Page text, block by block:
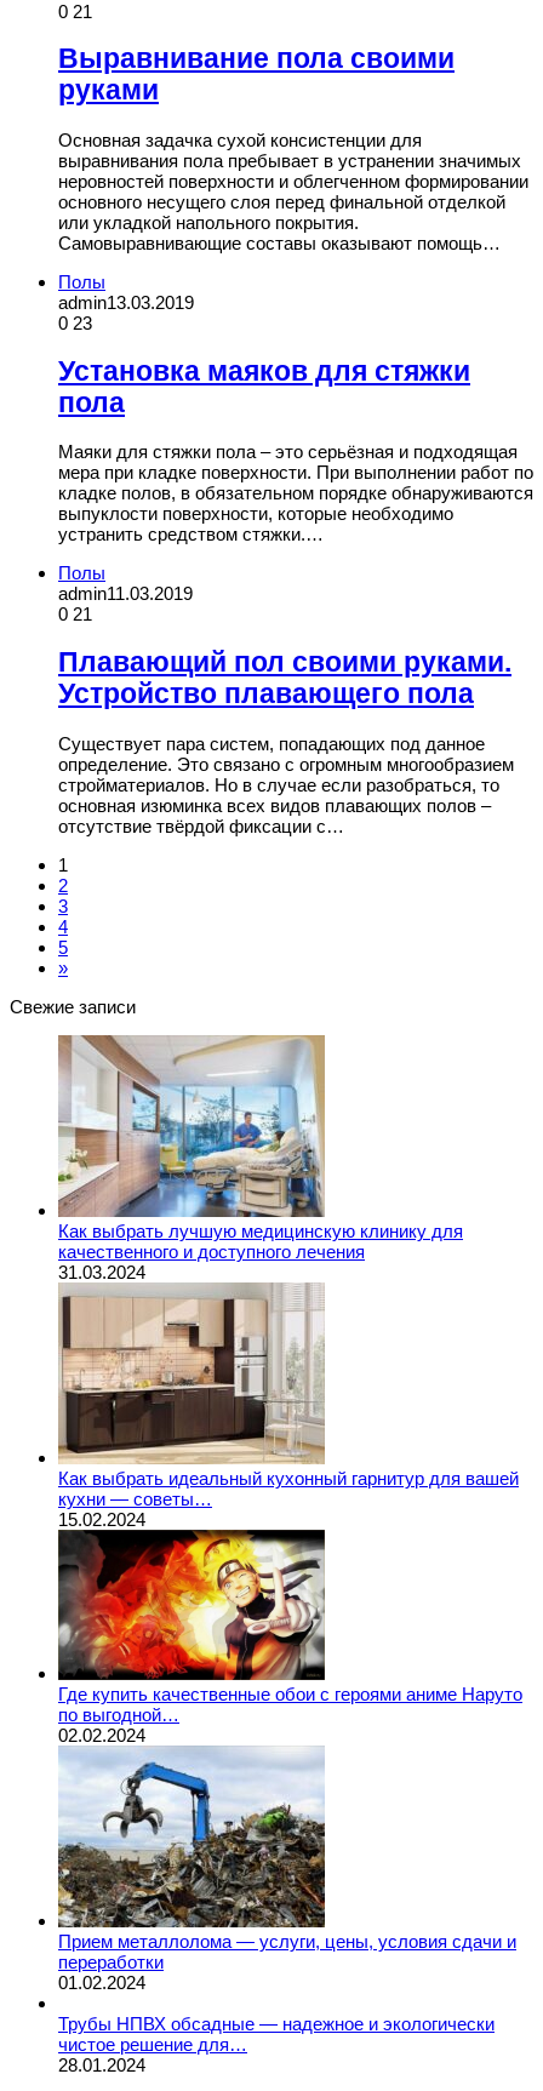
0 21
Выравнивание пола своими
руками
Основная задачка сухой консистенции для
выравнивания пола пребывает в устранении значимых
неровностей поверхности и облегченном формировании
основного несущего слоя перед финальной отделкой
или укладкой напольного покрытия.
Самовыравнивающие составы оказывают помощь…
Полы
admin13.03.2019
0 23
Установка маяков для стяжки
пола
Маяки для стяжки пола – это серьёзная и подходящая
мера при кладке поверхности. При выполнении работ по
кладке полов, в обязательном порядке обнаруживаются
выпуклости поверхности, которые необходимо
устранить средством стяжки.…
Полы
admin11.03.2019
0 21
Плавающий пол своими руками.
Устройство плавающего пола
Существует пара систем, попадающих под данное
определение. Это связано с огромным многообразием
стройматериалов. Но в случае если разобраться, то
основная изюминка всех видов плавающих полов –
отсутствие твёрдой фиксации с…
1
2
3
4
5
»
Свежие записи
Как выбрать лучшую медицинскую клинику для
качественного и доступного лечения
31.03.2024
Как выбрать идеальный кухонный гарнитур для вашей
кухни — советы…
15.02.2024
Где купить качественные обои с героями аниме Наруто
по выгодной…
02.02.2024
Прием металлолома — услуги, цены, условия сдачи и
переработки
01.02.2024
Трубы НПВХ обсадные — надежное и экологически
чистое решение для…
28.01.2024